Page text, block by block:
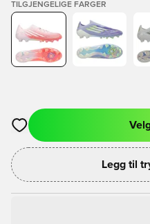
TILGJENGELIGE FARGER
Åpner en Modal for å logge
Legg til